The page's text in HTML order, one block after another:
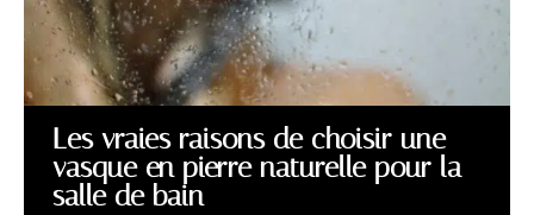
Les vraies raisons de choisir une
vasque en pierre naturelle pour la
salle de bain